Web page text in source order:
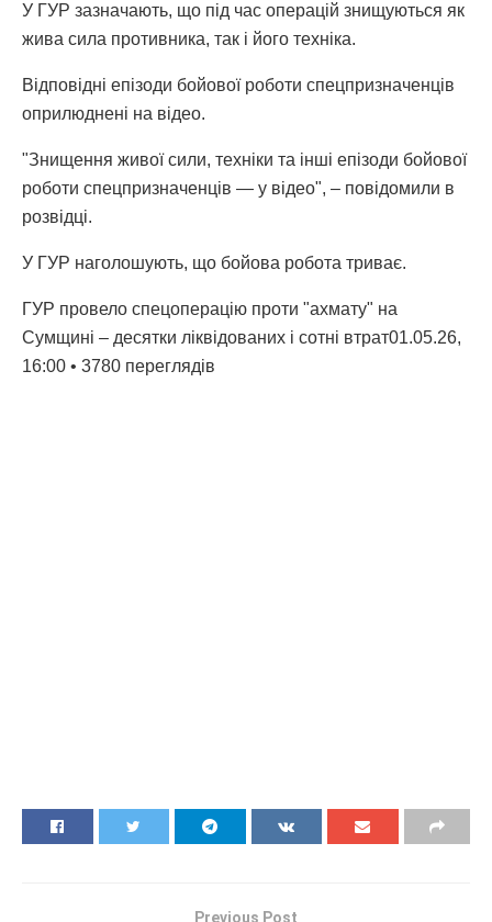
У ГУР зазначають, що під час операцій знищуються як
жива сила противника, так і його техніка.
Відповідні епізоди бойової роботи спецпризначенців
оприлюднені на відео.
"Знищення живої сили, техніки та інші епізоди бойової
роботи спецпризначенців — у відео", – повідомили в
розвідці.
У ГУР наголошують, що бойова робота триває.
ГУР провело спецоперацію проти "ахмату" на
Сумщині – десятки ліквідованих і сотні втрат01.05.26,
16:00 • 3780 переглядiв
Previous Post